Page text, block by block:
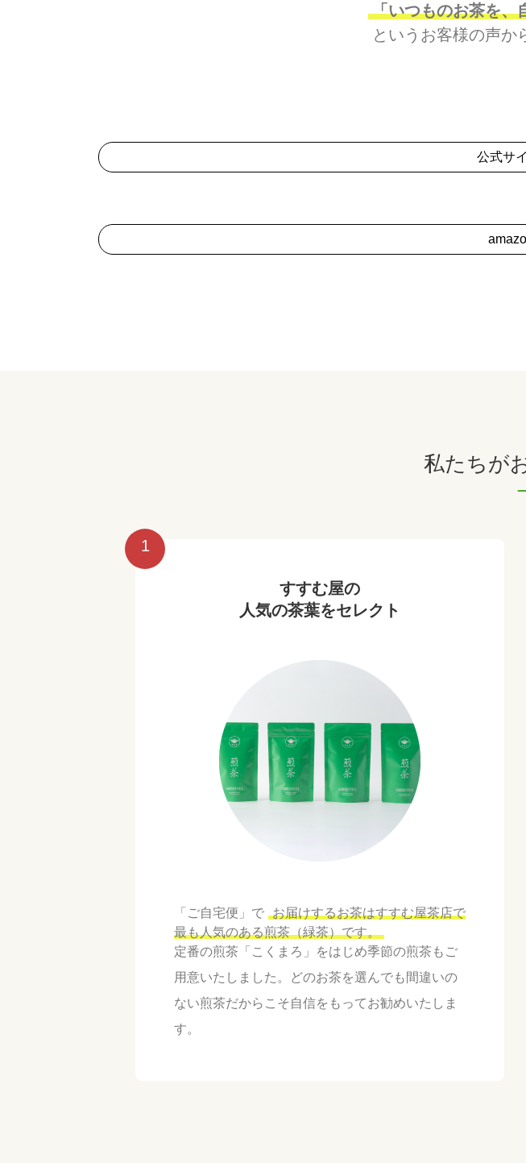
「いつものお茶を、
というお客様の声か
公式サ
私たちが
1
すすむ屋の
人気の茶葉をセレクト
「ご自宅便」で お届けするお茶はすすむ屋茶店で
最も人気のある煎茶（緑茶）です。
定番の煎茶「こくまろ」をはじめ季節の煎茶もご
用意いたしました。どのお茶を選んでも間違いの
ない煎茶だからこそ自信をもってお勧めいたしま
す。